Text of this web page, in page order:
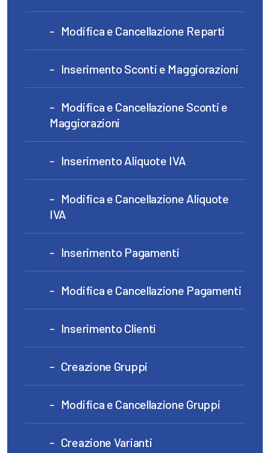
Modifica e Cancellazione Reparti
Inserimento Sconti e Maggiorazioni
Modifica e Cancellazione Sconti e
Maggiorazioni
Inserimento Aliquote IVA
Modifica e Cancellazione Aliquote
IVA
Inserimento Pagamenti
Modifica e Cancellazione Pagamenti
Inserimento Clienti
Creazione Gruppi
Modifica e Cancellazione Gruppi
Creazione Varianti